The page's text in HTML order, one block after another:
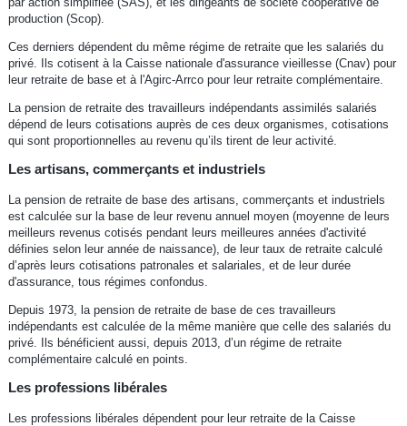
production (Scop).
Ces derniers dépendent du même régime de retraite que les salariés du
privé. Ils cotisent à la Caisse nationale d'assurance vieillesse (Cnav) pour
leur retraite de base et à l'Agirc-Arrco pour leur retraite complémentaire.
La pension de retraite des travailleurs indépendants assimilés salariés
dépend de leurs cotisations auprès de ces deux organismes, cotisations
qui sont proportionnelles au revenu qu’ils tirent de leur activité.
Les artisans, commerçants et industriels
La pension de retraite de base des artisans, commerçants et industriels
est calculée sur la base de leur revenu annuel moyen (moyenne de leurs
meilleurs revenus cotisés pendant leurs meilleures années d'activité
définies selon leur année de naissance), de leur taux de retraite calculé
d’après leurs cotisations patronales et salariales, et de leur durée
d'assurance, tous régimes confondus.
Depuis 1973, la pension de retraite de base de ces travailleurs
indépendants est calculée de la même manière que celle des salariés du
privé. Ils bénéficient aussi, depuis 2013, d’un régime de retraite
complémentaire calculé en points.
Les professions libérales
Les professions libérales dépendent pour leur retraite de la Caisse